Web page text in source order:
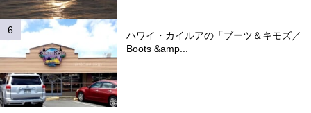
ハワイ・カイルアの「ブーツ＆キモズ／
Boots &amp...